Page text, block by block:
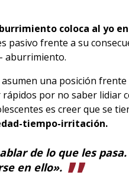
coloca al yo
pasivo frente a su
aburrimiento.
una posición
por no saber lidiar
es creer que se
tiempo-irritación.
de lo que les
en ello».